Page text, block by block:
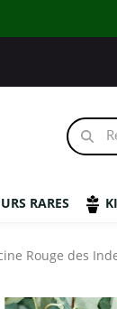
RARES
Rouge des